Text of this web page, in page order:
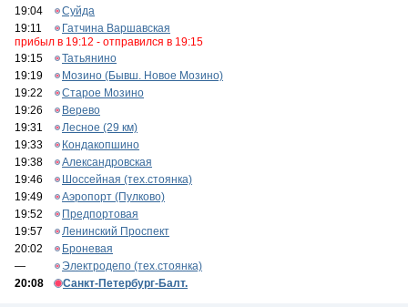
19:04
Суйда
19:11
Гатчина Варшавская
прибыл в 19:12 - отправился в 19:15
19:15
Татьянино
19:19
Мозино (Бывш. Новое Мозино)
19:22
Старое Мозино
19:26
Верево
19:31
Лесное (29 км)
19:33
Кондакопшино
19:38
Александровская
19:46
Шоссейная (тех.стоянка)
19:49
Аэропорт (Пулково)
19:52
Предпортовая
19:57
Ленинский Проспект
20:02
Броневая
—
Электродепо (тех.стоянка)
20:08
Санкт-Петербург-Балт.